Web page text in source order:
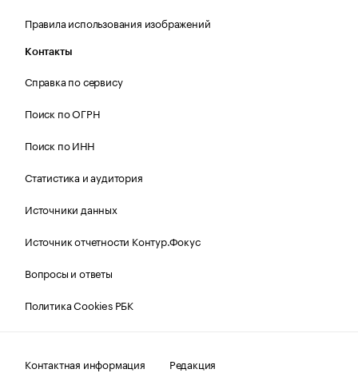
Правила использования изображений
Контакты
Справка по сервису
Поиск по ОГРН
Поиск по ИНН
Статистика и аудитория
Источники данных
Источник отчетности Контур.Фокус
Вопросы и ответы
Политика Cookies РБК
Контактная информация
Редакция